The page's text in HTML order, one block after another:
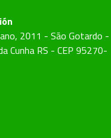
2011 - São Gotardo -
Cunha RS - CEP 95270-